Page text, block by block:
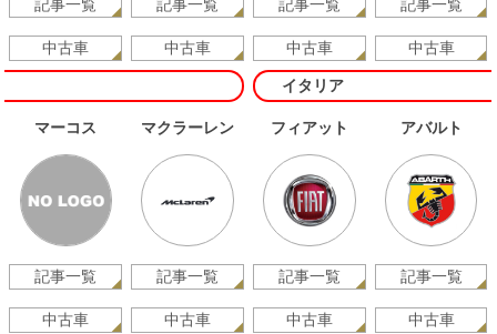
記事一覧
中古車
記事一覧
中古車
記事一覧
中古車
記事一覧
中古車
マーコス
記事一覧
中古車
マクラーレン
記事一覧
中古車
イタリア
フィアット
記事一覧
中古車
アバルト
記事一覧
中古車